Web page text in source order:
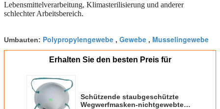
Lebensmittelverarbeitung, Klimasterilisierung und anderer
schlechter Arbeitsbereich.
Umbauten: Polypropylengewebe , Gewebe , Musselingewebe
Erhalten Sie den besten Preis für
Schützende staubgeschützte
Wegwerfmasken-nichtgewebte